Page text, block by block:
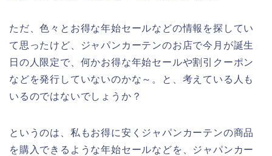
ただ、色々とお得な年始セールなどの情報を探してい
て思ったけど、ジャパンカーテンのお店で今月が誕生
日の人限定で、何かお得な年始セールや割引クーポン
などを発行していないのかな～。と、考えている人も
いるのではないでしょうか？
というのは、私もお得に安くジャパンカーテンの商品
を購入できるような年始セールなどを、ジャパンカー